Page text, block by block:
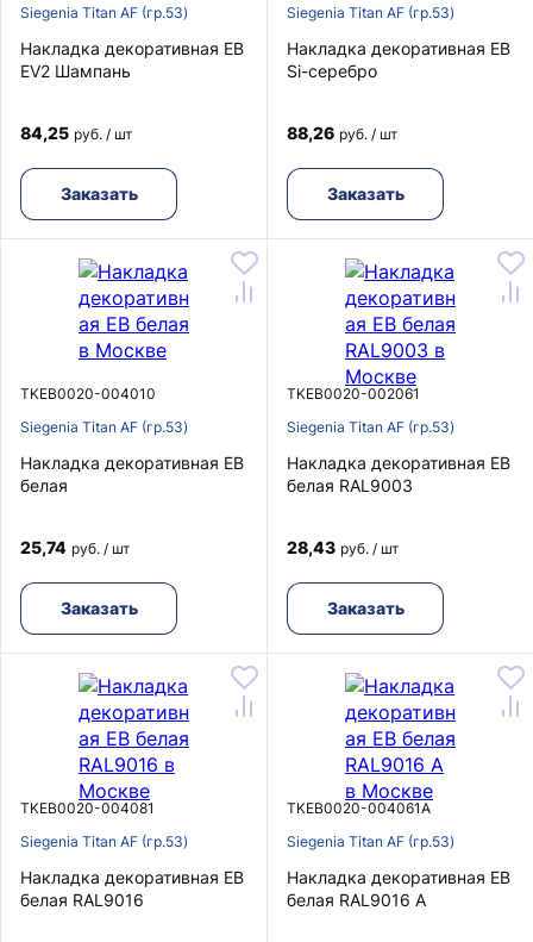
Siegenia Titan AF (гр.53)
Накладка декоративная EB
EV2 Шампань
84,25 руб. / шт
Заказать
Siegenia Titan AF (гр.53)
Накладка декоративная EB
Si-серебро
88,26 руб. / шт
Заказать
TKEB0020-004010
Siegenia Titan AF (гр.53)
Накладка декоративная EB
белая
25,74 руб. / шт
Заказать
TKEB0020-002061
Siegenia Titan AF (гр.53)
Накладка декоративная EB
белая RAL9003
28,43 руб. / шт
Заказать
TKEB0020-004081
Siegenia Titan AF (гр.53)
Накладка декоративная EB
белая RAL9016
TKEB0020-004061A
Siegenia Titan AF (гр.53)
Накладка декоративная EB
белая RAL9016 A